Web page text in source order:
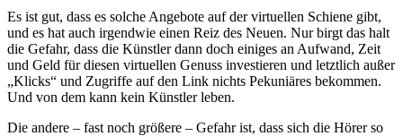
Es ist gut, dass es solche Angebote auf der virtuellen Schiene gibt,
und es hat auch irgendwie einen Reiz des Neuen. Nur birgt das halt
die Gefahr, dass die Künstler dann doch einiges an Aufwand, Zeit
und Geld für diesen virtuellen Genuss investieren und letztlich außer
„Klicks“ und Zugriffe auf den Link nichts Pekuniäres bekommen.
Und von dem kann kein Künstler leben.
Die andere – fast noch größere – Gefahr ist, dass sich die Hörer so